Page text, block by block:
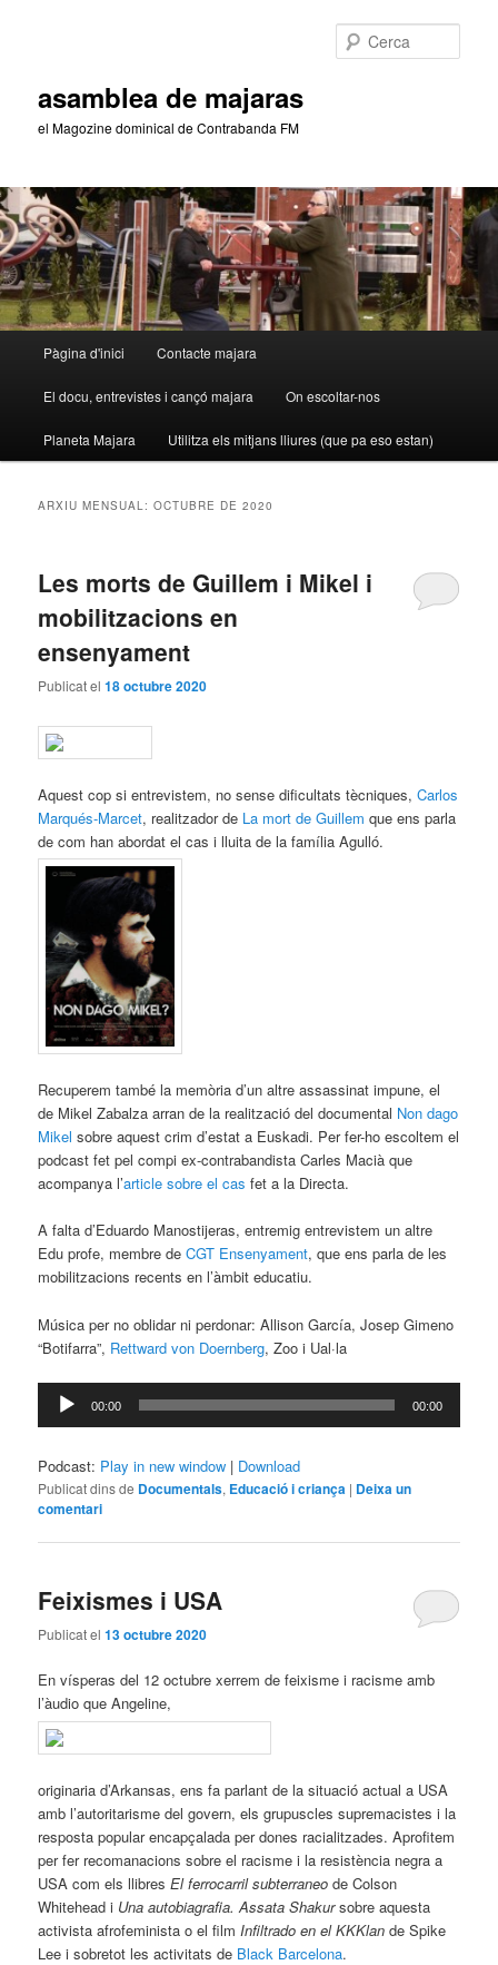
asamblea de majaras
el Magozine dominical de Contrabanda FM
principal
Pàgina d'inici Contacte majara
El docu, entrevistes i cançó majara On escoltar-nos
Planeta Majara Utilitza els mitjans lliures (que pa eso estan)
ARXIU MENSUAL:OCTUBRE DE 2020
Les morts de Guillem i Mikel i
mobilitzacions en
ensenyament
Publicat el18 octubre 2020
Aquest cop si entrevistem, no sense dificultats tècniques,Carlos
Marqués-Marcet, realitzador de La mort de Guillem que ens parla
de com han abordat el cas i lluita de la família Agulló.
Recuperem també la memòria d’un altre assassinat impune, el
de Mikel Zabalza arran de la realització del documental Non dago
Mikel sobre aquest crim d’estat a Euskadi. Per fer-ho escoltem el
podcast fet pel compi ex-contrabandista Carles Macià que
acompanya l’article sobre el cas fet a la Directa.
A falta d’Eduardo Manostijeras, entremig entrevistem un altre
Edu profe, membre deCGT Ensenyament, que ens parla de les
mobilitzacions recents en l’àmbit educatiu.
Música per no oblidar ni perdonar: Allison García, Josep Gimeno
“Botifarra”, Rettward von Doernberg, Zoo i Ual·la
Reproductor
d'àudio
00:00 00:00
Podcast: Play in new window | Download
Publicat dins de Documentals, Educació i criança | Deixa un
comentari
Feixismes i USA
Publicat el13 octubre 2020
En vísperas del 12 octubre xerrem de feixisme i racisme amb
l’àudio que Angeline,
originaria d’Arkansas, ens fa parlant de la situació actual a USA
amb l’autoritarisme del govern, els grupuscles supremacistes i la
resposta popular encapçalada per dones racialitzades. Aprofitem
per fer recomanacions sobre el racisme i la resistència negra a
USA com els llibresEl ferrocarril subterraneo deColson
Whitehead i Una autobiagrafia. Assata Shakursobre aquesta
activista afrofeminista o el film Infiltrado en el KKKlan de Spike
Lee i sobretot les activitats de Black Barcelona.